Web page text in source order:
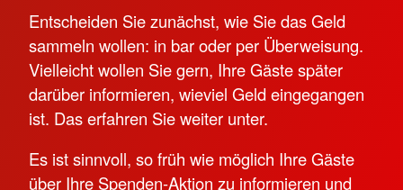
Entscheiden Sie zunächst, wie Sie das Geld
sammeln wollen: in bar oder per Überweisung.
Vielleicht wollen Sie gern, Ihre Gäste später
darüber informieren, wieviel Geld eingegangen
ist. Das erfahren Sie weiter unter.
Es ist sinnvoll, so früh wie möglich Ihre Gäste
über Ihre Spenden-Aktion zu informieren und